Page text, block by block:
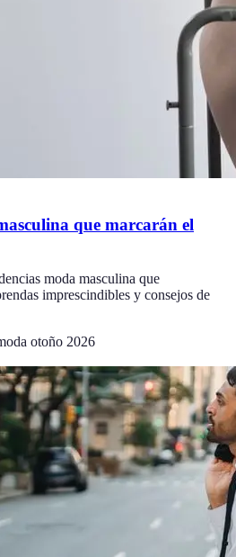
que marcarán el
moda masculina que
imprescindibles y consejos de
otoño 2026